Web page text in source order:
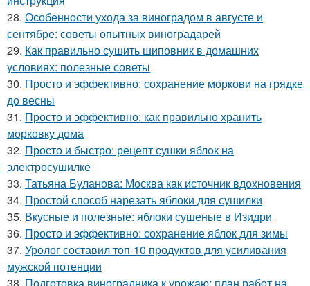
28. Особенности ухода за виноградом в августе и
сентябре: советы опытных виноградарей
29. Как правильно сушить шиповник в домашних
условиях: полезные советы
30. Просто и эффективно: сохранение моркови на грядке
до весны
31. Просто и эффективно: как правильно хранить
морковку дома
32. Просто и быстро: рецепт сушки яблок на
электросушилке
33. Татьяна Буланова: Москва как источник вдохновения
34. Простой способ нарезать яблоки для сушилки
35. Вкусные и полезные: яблоки сушеные в Изидри
36. Просто и эффективно: сохранение яблок для зимы
37. Уролог составил топ-10 продуктов для усиливания
мужской потенции